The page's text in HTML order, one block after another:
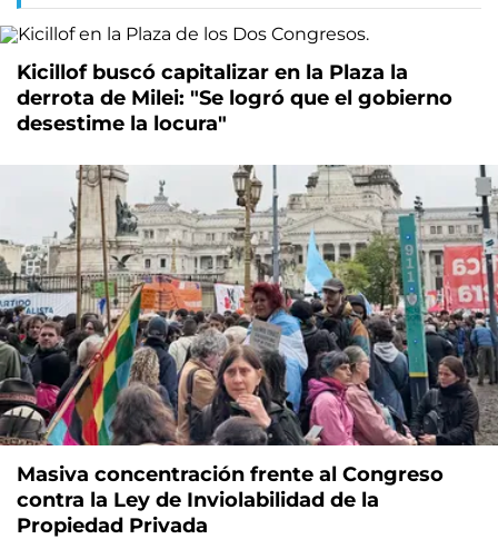
Kicillof buscó capitalizar en la Plaza la
derrota de Milei: "Se logró que el gobierno
desestime la locura"
Masiva concentración frente al Congreso
contra la Ley de Inviolabilidad de la
Propiedad Privada